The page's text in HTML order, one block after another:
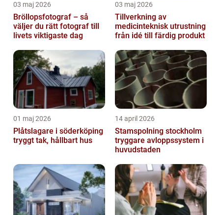
03 maj 2026
Bröllopsfotograf – så
väljer du rätt fotograf till
livets viktigaste dag
03 maj 2026
Tillverkning av
medicinteknisk utrustning
från idé till färdig produkt
01 maj 2026
Plåtslagare i söderköping
tryggt tak, hållbart hus
14 april 2026
Stamspolning stockholm
tryggare avloppssystem i
huvudstaden